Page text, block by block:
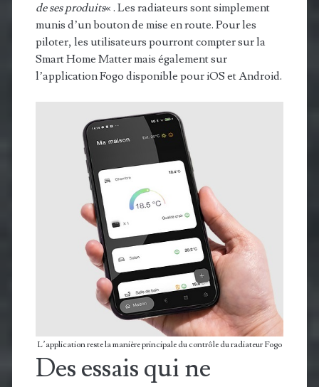
de ses produits« . Les radiateurs sont simplement
munis d’un bouton de mise en route. Pour les
piloter, les utilisateurs pourront compter sur la
Smart Home Matter mais également sur
l’application Fogo disponible pour iOS et Android.
L’application reste la manière principale du contrôle du radiateur Fogo
Des essais qui ne